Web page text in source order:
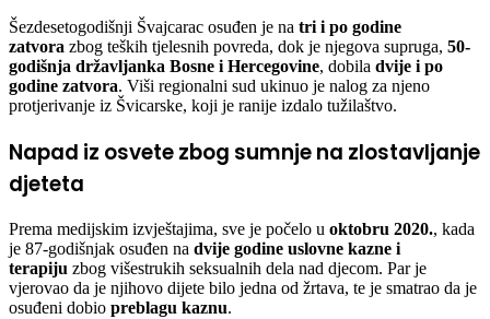
Šezdesetogodišnji Švajcarac osuđen je na tri i po godine
zatvora zbog teških tjelesnih povreda, dok je njegova supruga, 50-
godišnja državljanka Bosne i Hercegovine, dobila dvije i po
godine zatvora. Viši regionalni sud ukinuo je nalog za njeno
protjerivanje iz Švicarske, koji je ranije izdalo tužilaštvo.
Napad iz osvete zbog sumnje na zlostavljanje
djeteta
Prema medijskim izvještajima, sve je počelo u oktobru 2020., kada
je 87-godišnjak osuđen na dvije godine uslovne kazne i
terapiju zbog višestrukih seksualnih dela nad djecom. Par je
vjerovao da je njihovo dijete bilo jedna od žrtava, te je smatrao da je
osuđeni dobio preblagu kaznu.